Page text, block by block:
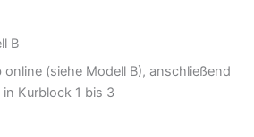
B
online (siehe Modell B), anschließend
Kurblock 1 bis 3